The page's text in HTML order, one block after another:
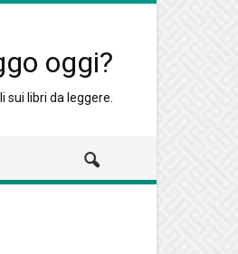
oggi?
libri da leggere.